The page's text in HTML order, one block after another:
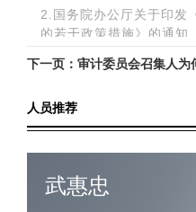
2.国务院办公厅关于印发
的若干政策措施》的通知
https://www.gov.cn/
3.《国务院关于实施〈中
https://www.gov.cn/
下一页：审计委员会召集人为
人员推荐
武惠忠